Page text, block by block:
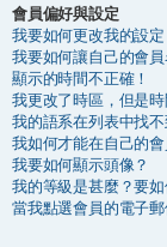
會員偏好與設定
我要如何更改我的設定
我要如何讓自己的會
顯示的時間不正確！
我更改了時區，但是
我的語系在列表中找不
我如何才能在自己的
我要如何顯示頭像？
我的等級是甚麼？要如
當我點選會員的電子